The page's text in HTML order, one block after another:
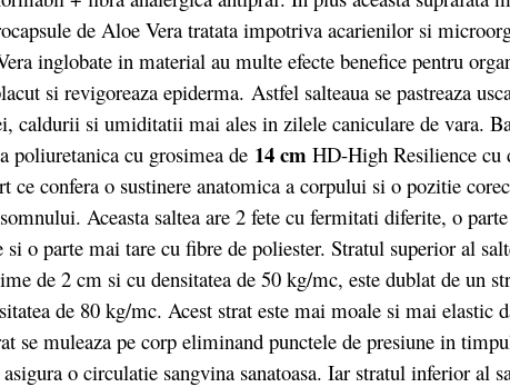
de Aloe Vera tratata impotriva acarienilor si
inglobate in material au multe efecte benefice pentru
si revigoreaza epiderma. Astfel salteaua se pastreaza
caldurii si umiditatii mai ales in zilele caniculare de vara.
poliuretanica cu grosimea de 14 cm HD-High Resilience cu
ce confera o sustinere anatomica a corpului si o pozitie
Aceasta saltea are 2 fete cu fermitati diferite, o
si o parte mai tare cu fibre de poliester. Stratul superior al
de 2 cm si cu densitatea de 50 kg/mc, este dublat de un
de 80 kg/mc. Acest strat este mai moale si mai elastic
se muleaza pe corp eliminand punctele de presiune in
o circulatie sangvina sanatoasa. Iar stratul inferior al